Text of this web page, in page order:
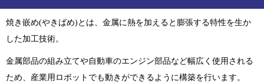
焼き嵌め(やきばめ)とは、金属に熱を加えると膨張する特性を生か
した加工技術。
金属部品の組み立てや自動車のエンジン部品など幅広く使用される
ため、産業用ロボットでも動きができるように構築を行います。